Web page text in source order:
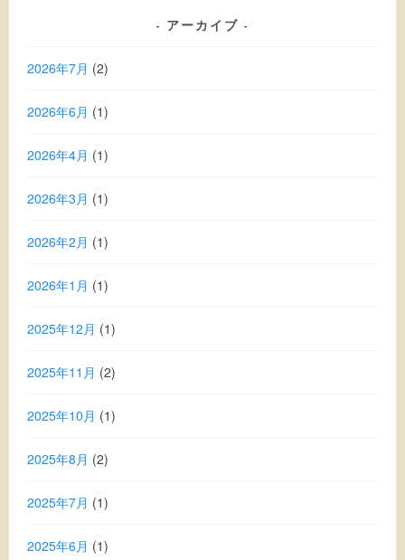
アーカイブ
2026年7月 (2)
2026年6月 (1)
2026年4月 (1)
2026年3月 (1)
2026年2月 (1)
2026年1月 (1)
2025年12月 (1)
2025年11月 (2)
2025年10月 (1)
2025年8月 (2)
2025年7月 (1)
2025年6月 (1)